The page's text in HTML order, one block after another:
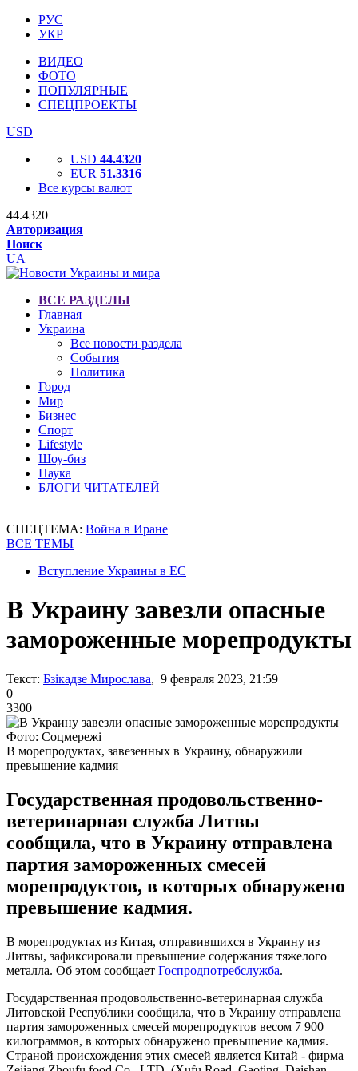
РУС
УКР
ВИДЕО
ФОТО
ПОПУЛЯРНЫЕ
СПЕЦПРОЕКТЫ
USD
USD 44.4320
EUR 51.3316
Все курсы валют
44.4320
Авторизация
Поиск
UA
ВСЕ РАЗДЕЛЫ
Главная
Украина
Все новости раздела
События
Политика
Город
Мир
Бизнес
Спорт
Lifestyle
Шоу-биз
Наука
БЛОГИ ЧИТАТЕЛЕЙ
СПЕЦТЕМА: Война в Иране
ВСЕ ТЕМЫ
Вступление Украины в ЕС
В Украину завезли опасные
замороженные морепродукты
Текст: Бзікадзе Мирослава, 9 февраля 2023, 21:59
0
3300
Фото: Соцмережі
В морепродуктах, завезенных в Украину, обнаружили
превышение кадмия
Государственная продовольственно-
ветеринарная служба Литвы
сообщила, что в Украину отправлена
партия замороженных смесей
морепродуктов, в которых обнаружено
превышение кадмия.
В морепродуктах из Китая, отправившихся в Украину из
Литвы, зафиксировали превышение содержания тяжелого
металла. Об этом сообщает Госпродпотребслужба.
Государственная продовольственно-ветеринарная служба
Литовской Республики сообщила, что в Украину отправлена
партия замороженных смесей морепродуктов весом 7 900
килограммов, в которых обнаружено превышение кадмия.
Страной происхождения этих смесей является Китай - фирма